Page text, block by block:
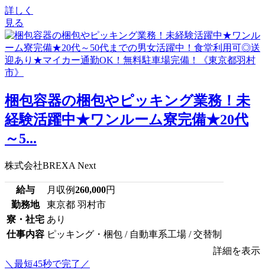
詳しく
見る
梱包容器の梱包やピッキング業務！未
経験活躍中★ワンルーム寮完備★20代
～5...
株式会社BREXA Next
給与 月収例260,000円
勤務地
東京都 羽村市
寮・社宅 あり
仕事内容 ピッキング・梱包 / 自動車系工場 / 交替制
詳細を表示
＼最短45秒で完了／